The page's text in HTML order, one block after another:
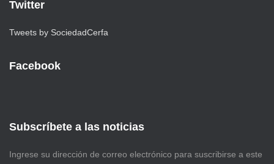
Twitter
Tweets by SociedadCerfa
Facebook
Subscríbete a las noticias
Ingrese su dirección de correo electrónico para suscribirse a este